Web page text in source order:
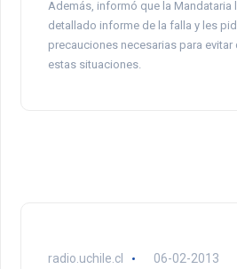
Además, informó que la Mandataria
detallado informe de la falla y les
precauciones necesarias para evitar
estas situaciones.
radio.uchile.cl 06-02-2013